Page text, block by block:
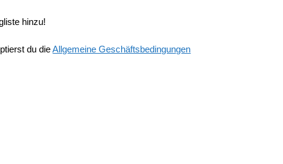
hinzu!
du dieAllgemeine Geschäftsbedingungen